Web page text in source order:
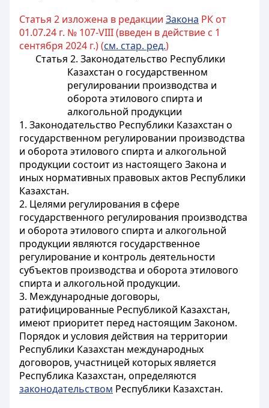
Статья 2 изложена в редакции Закона РК от
01.07.24 г. № 107-VIII (введен в действие с 1
сентября 2024 г.) (см. стар. ред.)
Статья 2. Законодательство Республики
Казахстан о государственном
регулировании производства и
оборота этилового спирта и
алкогольной продукции
1. Законодательство Республики Казахстан о
государственном регулировании производства
и оборота этилового спирта и алкогольной
продукции состоит из настоящего Закона и
иных нормативных правовых актов Республики
Казахстан.
2. Целями регулирования в сфере
государственного регулирования производства
и оборота этилового спирта и алкогольной
продукции являются государственное
регулирование и контроль деятельности
субъектов производства и оборота этилового
спирта и алкогольной продукции.
3. Международные договоры,
ратифицированные Республикой Казахстан,
имеют приоритет перед настоящим Законом.
Порядок и условия действия на территории
Республики Казахстан международных
договоров, участницей которых является
Республика Казахстан, определяются
законодательством Республики Казахстан.